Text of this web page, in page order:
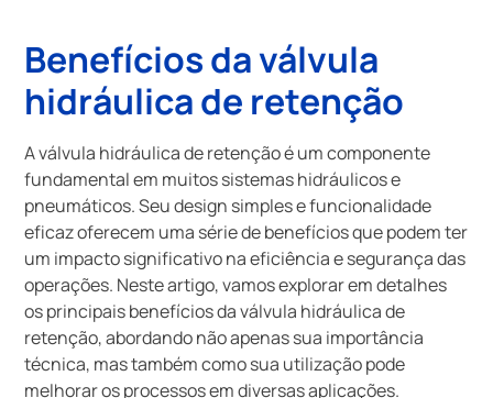
Benefícios da válvula
hidráulica de retenção
A válvula hidráulica de retenção é um componente
fundamental em muitos sistemas hidráulicos e
pneumáticos. Seu design simples e funcionalidade
eficaz oferecem uma série de benefícios que podem ter
um impacto significativo na eficiência e segurança das
operações. Neste artigo, vamos explorar em detalhes
os principais benefícios da válvula hidráulica de
retenção, abordando não apenas sua importância
técnica, mas também como sua utilização pode
melhorar os processos em diversas aplicações.